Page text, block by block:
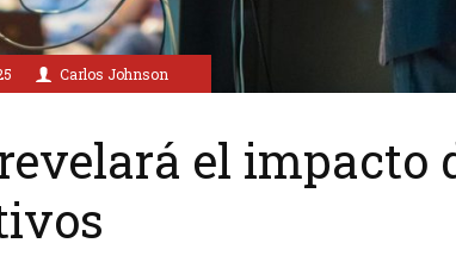
Carlos Johnson
el impacto